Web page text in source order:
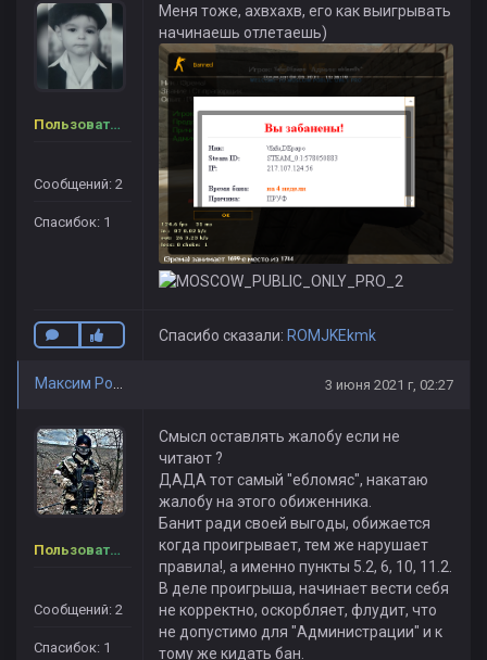
Пользователь
Сообщений: 2
Спасибок: 1
Меня тоже, ахвхахв, его как выигрывать
начинаешь отлетаешь)
Спасибо сказали: ROMJKEkmk
Максим Романенко 3 июня 2021 г, 02:27
Пользователь
Сообщений: 2
Спасибок: 1
Смысл оставлять жалобу если не
читают ?
ДАДА тот самый "ебломяс", накатаю
жалобу на этого обиженника.
Банит ради своей выгоды, обижается
когда проигрывает, тем же нарушает
правила!, а именно пункты 5.2, 6, 10, 11.2.
В деле проигрыша, начинает вести себя
не корректно, оскорбляет, флудит, что
не допустимо для "Администрации" и к
тому же кидать бан.